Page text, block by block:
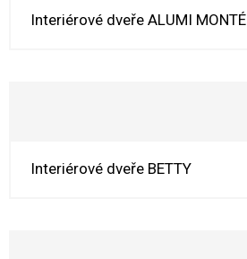
Interiérové dveře ALUMI MONTÉ
Interiérové dveře BETTY